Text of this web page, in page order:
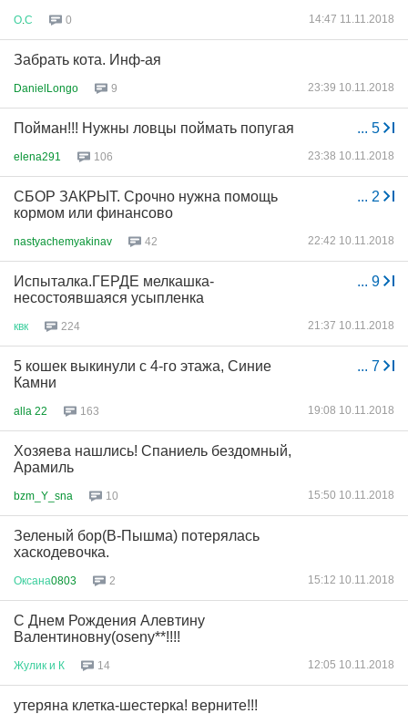
О С 0 14:47 11.11.2018
Забрать кота. Инф-ая
DanielLongo 9 23:39 10.11.2018
... 5
Пойман!!! Нужны ловцы поймать попугая
elena291 106 23:38 10.11.2018
... 2
СБОР ЗАКРЫТ. Срочно нужна помощь
кормом или финансово
nastyachemyakinav 42 22:42 10.11.2018
... 9
Испыталка.ГЕРДЕ мелкашка-
несостоявшаяся усыпленка
квк 224 21:37 10.11.2018
... 7
5 кошек выкинули с 4-го этажа, Синие
Камни
alla 22 163 19:08 10.11.2018
Хозяева нашлись! Спаниель бездомный,
Арамиль
bzm_Y_sna 10 15:50 10.11.2018
Зеленый бор(В-Пышма) потерялась
хаскодевочка.
Оксана0803 2 15:12 10.11.2018
С Днем Рождения Алевтину
Валентиновну(oseny**!!!!
Жулик и К 14 12:05 10.11.2018
утеряна клетка-шестерка! верните!!!